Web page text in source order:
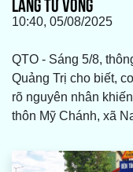
10:40, 05/08/2025
QTO - Sáng 5/8,
Quảng Trị cho biết,
rõ nguyên nhân
thôn Mỹ Chánh, xã